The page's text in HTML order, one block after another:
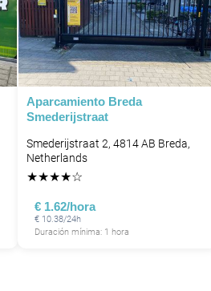
Aparcamiento Breda
Smederijstraat
Smederijstraat 2, 4814 AB Breda,
Netherlands
★★★★☆
€ 1.62/hora
€ 10.38/24h
Duración mínima: 1 hora